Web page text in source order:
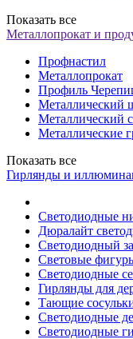
Показать все
Металлопрокат и
Профнастил
Металлопрокат
Профиль
Металлический
Металлический
Металлические
Показать все
Гирлянды и
Светодиодные
Дюралайт
Светодиодный
Световые
Светодиодные
Гирлянды для
Тающие
Светодиодные
Светодиодные